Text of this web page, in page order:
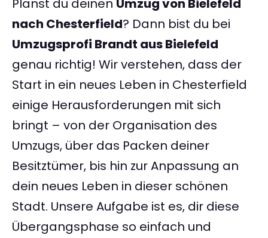
Planst du deinen Umzug von Bielefeld
nach Chesterfield? Dann bist du bei
Umzugsprofi Brandt aus Bielefeld
genau richtig! Wir verstehen, dass der
Start in ein neues Leben in Chesterfield
einige Herausforderungen mit sich
bringt – von der Organisation des
Umzugs, über das Packen deiner
Besitztümer, bis hin zur Anpassung an
dein neues Leben in dieser schönen
Stadt. Unsere Aufgabe ist es, dir diese
Übergangsphase so einfach und